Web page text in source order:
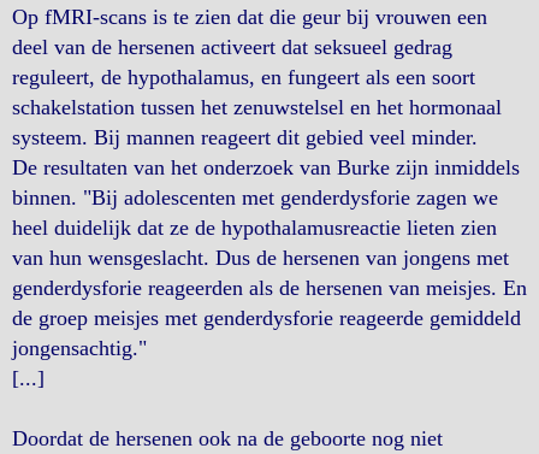
Op fMRI-scans is te zien dat die geur bij vrouwen een
deel van de hersenen activeert dat seksueel gedrag
reguleert, de hypothalamus, en fungeert als een soort
schakelstation tussen het zenuwstelsel en het hormonaal
systeem. Bij mannen reageert dit gebied veel minder.
De resultaten van het onderzoek van Burke zijn inmiddels
binnen. "Bij adolescenten met genderdysforie zagen we
heel duidelijk dat ze de hypothalamusreactie lieten zien
van hun wensgeslacht. Dus de hersenen van jongens met
genderdysforie reageerden als de hersenen van meisjes. En
de groep meisjes met genderdysforie reageerde gemiddeld
jongensachtig."
[...]
Doordat de hersenen ook na de geboorte nog niet